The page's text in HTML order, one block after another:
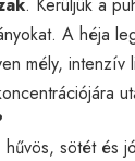
A héja
mély, intenzív
hűvös, sötét és